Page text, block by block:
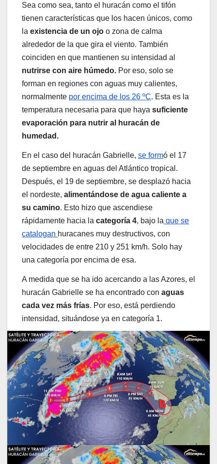
Sea como sea, tanto el huracán como el tifón
tienen características que los hacen únicos, como
la existencia de un ojo o zona de calma
alrededor de la que gira el viento. También
coinciden en que mantienen su intensidad al
nutrirse con aire húmedo. Por eso, solo se
forman en regiones con aguas muy calientes,
normalmente por encima de los 26 ºC. Esta es la
temperatura necesaria para que haya suficiente
evaporación para nutrir al huracán de
humedad.
En el caso del huracán Gabrielle, se formó el 17
de septiembre en aguas del Atlántico tropical.
Después, el 19 de septiembre, se desplazó hacia
el nordeste, alimentándose de agua caliente a
su camino. Esto hizo que ascendiese
rápidamente hacia la categoría 4, bajo la que se
catalogan huracanes muy destructivos, con
velocidades de entre 210 y 251 km/h. Solo hay
una categoría por encima de esa.
A medida que se ha ido acercando a las Azores, el
huracán Gabrielle se ha encontrado con aguas
cada vez más frías. Por eso, está perdiendo
intensidad, situándose ya en categoría 1.